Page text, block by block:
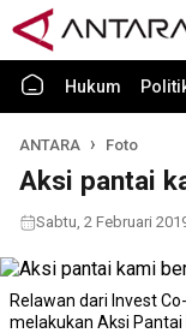
Hukum
ANTARA Foto
Aksi pantai
Sabtu, 2 Februari
Relawan dari Invest
melakukan Aksi Pantai